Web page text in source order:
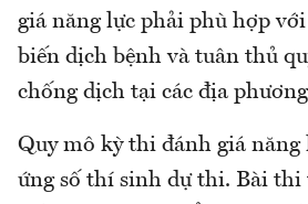
giá năng lực phải phù hợp
biến dịch bệnh và tuân thủ
chống dịch tại các địa
Quy mô kỳ thi đánh giá năng
ứng số thí sinh dự thi. Bài thi